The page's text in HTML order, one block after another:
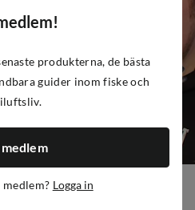
sei?
produkterna, de bästa
guider inom fiske och
Logga in